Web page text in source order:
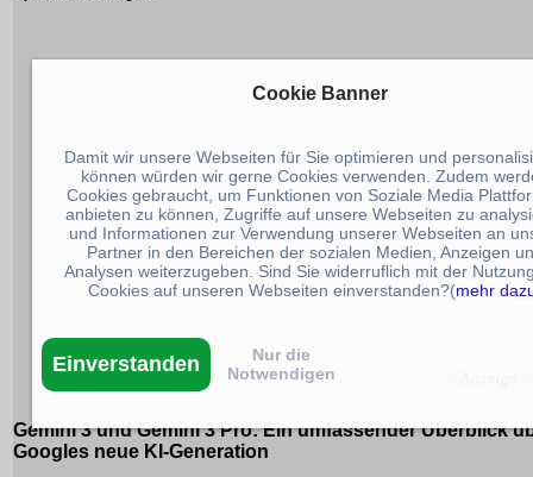
Gemini 3 und Gemini 3 Pro: Ein umfassender Überblick
Googles neue KI-Generation
Cookie Banner
Damit wir unsere Webseiten für Sie optimieren und
können würden wir gerne Cookies verwenden. Zudem
Cookies gebraucht, um Funktionen von Soziale Media
anbieten zu können, Zugriffe auf unsere Webseiten zu
und Informationen zur Verwendung unserer Webseiten an
Partner in den Bereichen der sozialen Medien, Anzeigen
Analysen weiterzugeben. Sind Sie widerruflich mit der
Cookies auf unseren Webseiten einverstanden?(mehr
Einverstanden
Nur die
Notwendigen